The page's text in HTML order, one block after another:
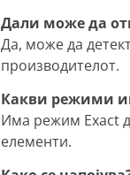
Дали може да
Да, може да
производителот.
Какви режими
Има режим Exact
елементи.